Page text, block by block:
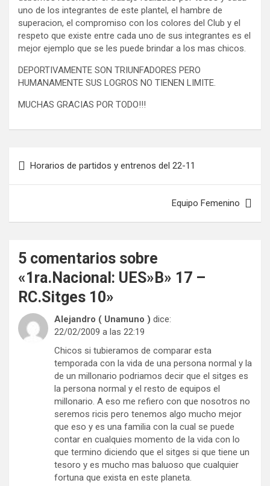
uno de los integrantes de este plantel, el hambre de
superacion, el compromiso con los colores del Club y el
respeto que existe entre cada uno de sus integrantes es el
mejor ejemplo que se les puede brindar a los mas chicos.
DEPORTIVAMENTE SON TRIUNFADORES PERO
HUMANAMENTE SUS LOGROS NO TIENEN LIMITE.
MUCHAS GRACIAS POR TODO!!!
de
Horarios de partidos y entrenos del 22-11
Equipo Femenino
5 comentarios sobre
«1ra.Nacional: UES»B» 17 –
RC.Sitges 10»
Alejandro ( Unamuno ) dice:
22/02/2009 a las 22:19
Chicos si tubieramos de comparar esta
temporada con la vida de una persona normal y la
de un millonario podriamos decir que el sitges es
la persona normal y el resto de equipos el
millonario. A eso me refiero con que nosotros no
seremos ricis pero tenemos algo mucho mejor
que eso y es una familia con la cual se puede
contar en cualquies momento de la vida con lo
que termino diciendo que el sitges si que tiene un
tesoro y es mucho mas baluoso que cualquier
fortuna que exista en este planeta.